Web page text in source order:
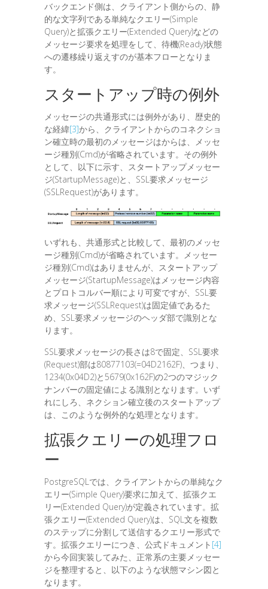
バックエンド側は、クライアント側からの、静
的な文字列である単純なクエリー(Simple
Query)と拡張クエリー(Extended Query)などの
メッセージ要求を処理をして、待機(Ready)状態
への遷移繰り返えすのが基本フローとなりま
す。
スタートアップ時の例外
メッセージの共通形式には例外があり、歴史的
な経緯[3]から、クライアントからのコネクショ
ン確立時の最初のメッセージはからは、メッセ
ージ種別(Cmd)が省略されています。その例外
として、以下に示す、スタートアップメッセー
ジ(StartupMessage)と、SSL要求メッセージ
(SSLRequest)があります。
いずれも、共通形式と比較して、最初のメッセ
ージ種別(Cmd)が省略されています。メッセー
ジ種別(Cmd)はありませんが、スタートアップ
メッセージ(StartupMessage)はメッセージ内容
とプロトコルバー順により可変ですが、SSL要
求メッセージ(SSLRequest)は固定値であるた
め、SSL要求メッセージのヘッダ部で識別とな
ります。
SSL要求メッセージの長さは8で固定、SSL要求
(Request)部は80877103(=04D2162F)、つまり、
1234(0x04D2)と5679(0x162F)の2つのマジック
ナンバーの固定値による識別となります。いず
れにしろ、ネクション確立後のスタートアップ
は、このような例外的な処理となります。
拡張クエリーの処理フロ
ー
PostgreSQLでは、クライアントからの単純なク
エリー(Simple Query)要求に加えて、拡張クエ
リー(Extended Query)が定義されています。拡
張クエリー(Extended Query)は、SQL文を複数
のステップに分割して送信するクエリー形式で
す。拡張クエリーにつき、公式ドキュメント [4]
から今回実装してみた、正常系の主要メッセー
ジを整理すると、以下のような状態マシン図と
なります。